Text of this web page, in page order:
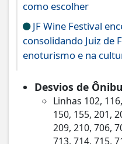
como escolher
JF Wine Festival
consolidando Juiz de
enoturismo e na
Desvios de
Linhas 102,
150, 155, 201,
209, 210, 706,
713, 714, 715,